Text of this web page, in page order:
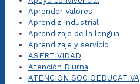
Aprender Valores
Aprendiz Industrial
Aprendizaje de la lengua
Aprendizaje y servicio
ASERTIVIDAD
Atención Diurna
ATENCION SOCIOEDUCATIVA